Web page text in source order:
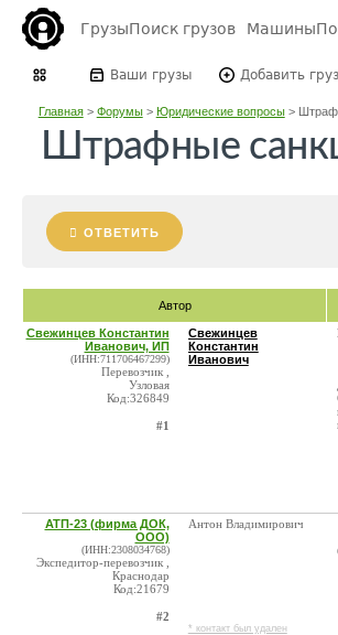
ГрузыПоиск грузов Машины
Ваши грузы Добавить груз
Главная> Форумы> Юридические вопросы>
Штрафные
ОТВЕТИТЬ
Автор
Свежинцев Константин
Иванович, ИП
(ИНН:711706467299)
Перевозчик ,
Узловая
Код:326849
#1
Свежинцев
Константин
Иванович
АТП-23 (фирма ДОК,
ООО)
(ИНН:2308034768)
Экспедитор-перевозчик ,
Краснодар
Код:21679
#2
Антон Владимирович
* контакт был удален